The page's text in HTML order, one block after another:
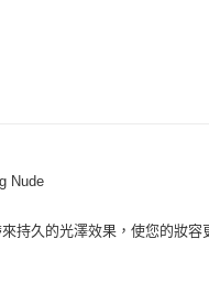
每
Nude
持久的光澤效果，使您的妝容